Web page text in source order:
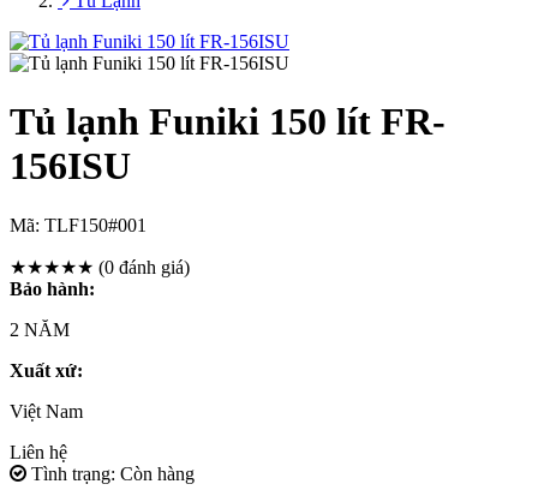
Tủ lạnh Funiki 150 lít FR-
156ISU
Mã: TLF150#001
★★★★★ (0 đánh giá)
Bảo hành:
2 NĂM
Xuất xứ:
Việt Nam
Liên hệ
Tình trạng: Còn hàng